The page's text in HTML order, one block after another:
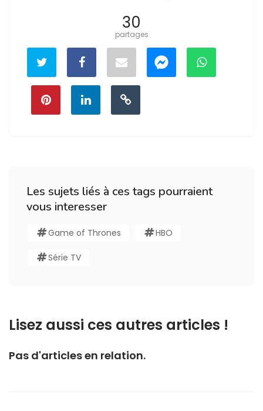
30
partages
Les sujets liés à ces tags pourraient
vous interesser
Game of Thrones HBO
Série TV
Lisez aussi ces autres articles !
Pas d'articles en relation.